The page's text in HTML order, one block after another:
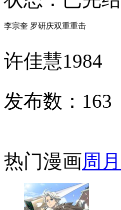
李宗奎 罗研庆双重重击
许佳慧1984
发布数： 163
热门漫画周 月